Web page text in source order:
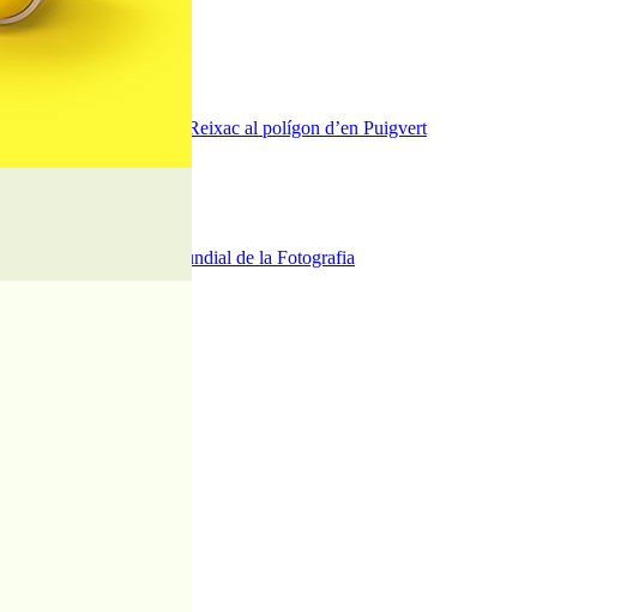
del pont de la riera de Reixac al polígon d’en Puigvert
dies de festa i tradició
a Blanes
de Palafolls pel Dia Mundial de la Fotografia